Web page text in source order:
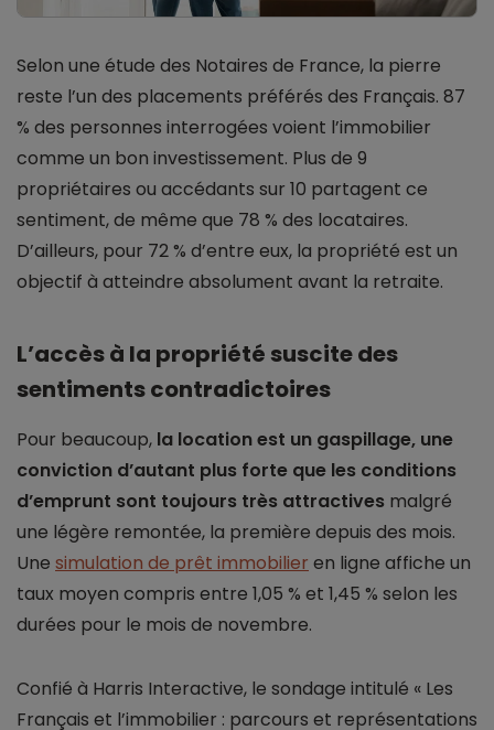
Selon une étude des Notaires de France, la pierre
reste l’un des placements préférés des Français. 87
% des personnes interrogées voient l’immobilier
comme un bon investissement. Plus de 9
propriétaires ou accédants sur 10 partagent ce
sentiment, de même que 78 % des locataires.
D’ailleurs, pour 72 % d’entre eux, la propriété est un
objectif à atteindre absolument avant la retraite.
L’accès à la propriété suscite des
sentiments contradictoires
Pour beaucoup, la location est un gaspillage, une
conviction d’autant plus forte que les conditions
d’emprunt sont toujours très attractives malgré
une légère remontée, la première depuis des mois.
Une simulation de prêt immobilier en ligne affiche un
taux moyen compris entre 1,05 % et 1,45 % selon les
durées pour le mois de novembre.
Confié à Harris Interactive, le sondage intitulé « Les
Français et l’immobilier : parcours et représentations